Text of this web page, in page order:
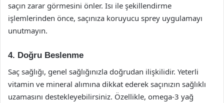
saçın zarar görmesini önler. Isı ile şekillendirme
işlemlerinden önce, saçınıza koruyucu sprey uygulamayı
unutmayın.
4. Doğru Beslenme
Saç sağlığı, genel sağlığınızla doğrudan ilişkilidir. Yeterli
vitamin ve mineral alımına dikkat ederek saçınızın sağlıklı
uzamasını destekleyebilirsiniz. Özellikle, omega-3 yağ